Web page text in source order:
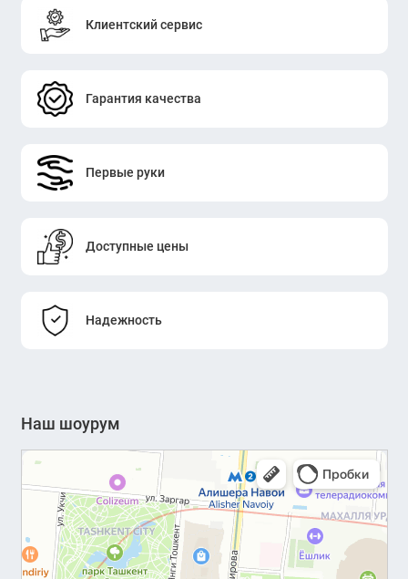
Клиентский сервис
Гарантия качества
Первые руки
Доступные цены
Надежность
Наш шоурум